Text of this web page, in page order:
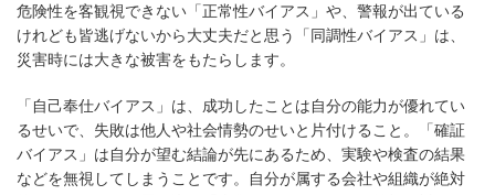
危険性を客観視できない「正常性バイアス」や、警報が出ている
けれども皆逃げないから大丈夫だと思う「同調性バイアス」は、
災害時には大きな被害をもたらします。
「自己奉仕バイアス」は、成功したことは自分の能力が優れてい
るせいで、失敗は他人や社会情勢のせいと片付けること。「確証
バイアス」は自分が望む結論が先にあるため、実験や検査の結果
などを無視してしまうことです。自分が属する会社や組織が絶対